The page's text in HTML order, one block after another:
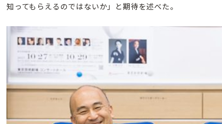
知ってもらえるのではないか」と期待を述べた。